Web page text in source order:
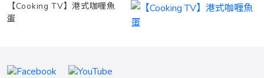
【Cooking TV】港式咖喱魚
蛋